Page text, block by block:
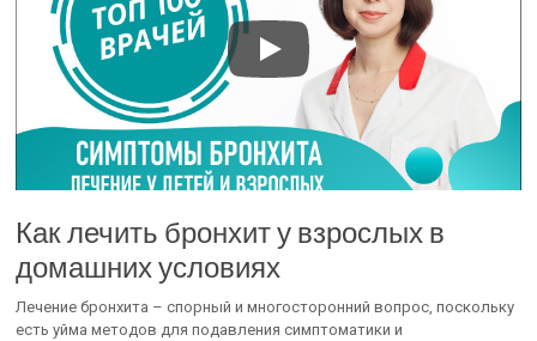
Как лечить бронхит у взрослых в
домашних условиях
Лечение бронхита – спорный и многосторонний вопрос, поскольку
есть уйма методов для подавления симптоматики и